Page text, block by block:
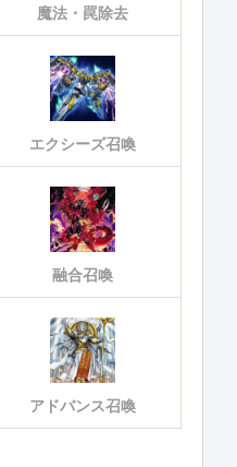
魔法・罠除去
エクシーズ召喚
融合召喚
アドバンス召喚